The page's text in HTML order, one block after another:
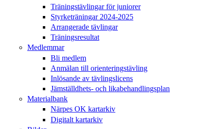
Träningstävlingar för juniorer
Styrketräningar 2024-2025
Arrangerade tävlingar
Träningsresultat
Medlemmar
Bli medlem
Anmälan till orienteringstävling
Inlösande av tävlingslicens
Jämställdhets- och likabehandlingsplan
Materialbank
Närpes OK kartarkiv
Digitalt kartarkiv